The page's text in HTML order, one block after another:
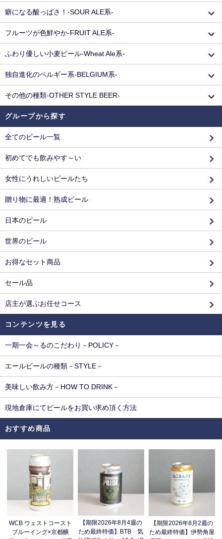
癖になる酸っぱさ！-SOUR ALE系-
フルーツが色鮮やか-FRUIT ALE系-
ふわり優しい小麦ビール-Wheat Ale系-
独自進化のベルギー系-BELGIUM系-
その他の種類-OTHER STYLE BEER-
グループから探す
全てのビール一覧
初めてでも飲みやす～い
女性にうれしいビールたち
贈り物に最適！熟成ビール
日本のビール
世界のビール
お得なセット商品
セール品
店主が選ぶお任せコース
コンテンツを見る
一期一会～るのこだわり－POLICY－
エールビールの種類－STYLE－
美味しい飲み方－HOW TO DRINK－
現地倉庫にてビールをお買い求め頂く方法
おすすめ商品
WCB ウェストコースト
ブルーイング×京都醸
【期限2026年8月4週の
ため最終特価】BTB 気
【期限2026年8月2週の
ため最終特価】伊勢角屋